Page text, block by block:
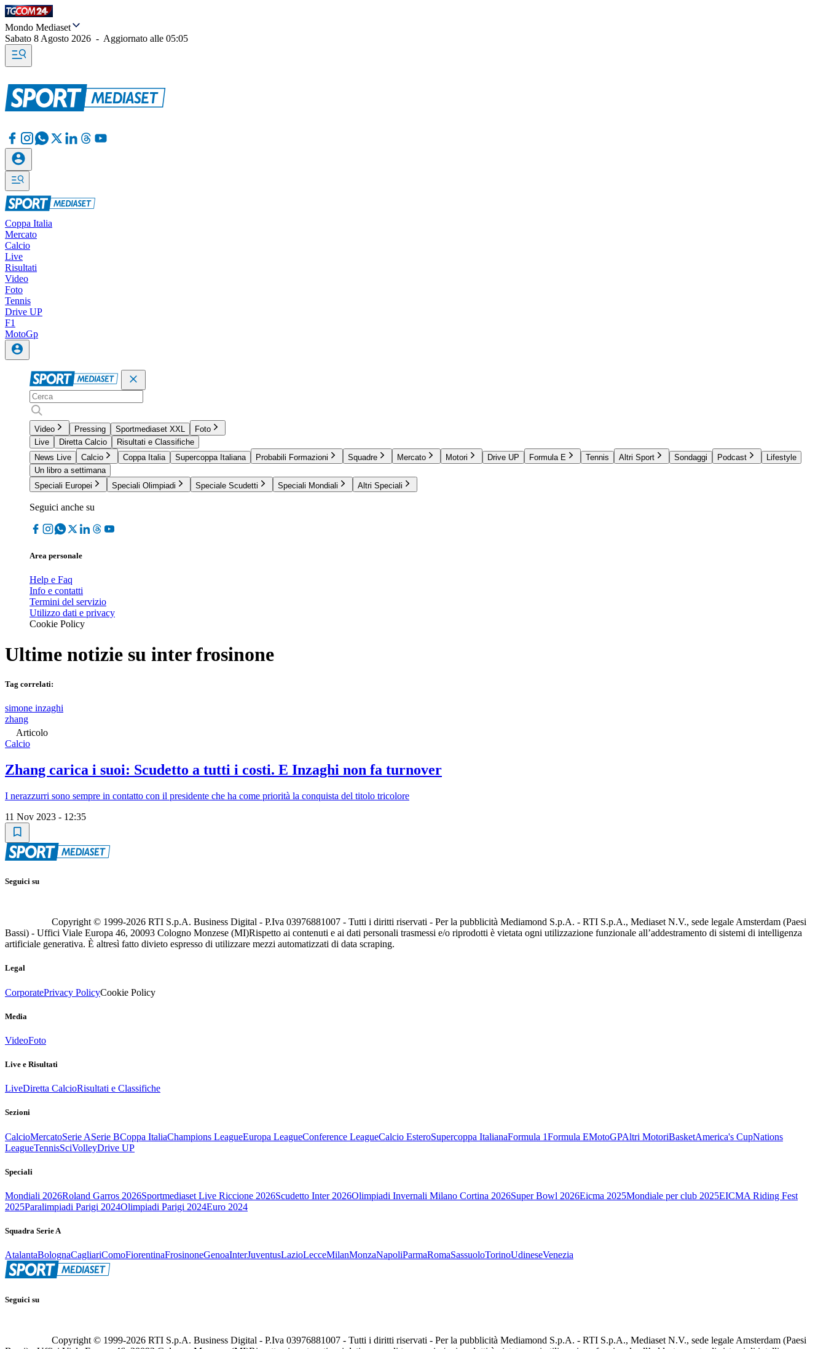
Mondo Mediaset
Sabato 8 Agosto 2026 - Aggiornato alle 05:05
Coppa Italia
Mercato
Calcio
Live
Risultati
Video
Foto
Tennis
Drive UP
F1
MotoGp
Video Pressing Sportmediaset XXL
Foto
Live
Diretta Calcio
Risultati e Classifiche
News Live
Calcio Coppa Italia Supercoppa Italiana Probabili Formazioni Squadre Mercato Motori Drive UP Formula E Tennis Altri Sport Sondaggi Podcast
Lifestyle
Un libro a settimana
Speciali Europei
Speciali Olimpiadi Speciale Scudetti Speciali Mondiali Altri Speciali
Seguici anche su
Area personale
Help e Faq
Info e contatti
Termini del servizio
Utilizzo dati e privacy
Cookie Policy
Ultime notizie su inter frosinone
Tag correlati:
simone inzaghi
zhang
Articolo
Calcio
Zhang carica i suoi: Scudetto a tutti i costi. E Inzaghi non fa turnover
I nerazzurri sono sempre in contatto con il presidente che ha come priorità la conquista del titolo tricolore
11 Nov 2023 - 12:35
Seguici su
Copyright © 1999-2026 RTI S.p.A. Business Digital - P.Iva 03976881007 - Tutti i diritti riservati - Per la pubblicità Mediamond S.p.A. - RTI S.p.A., Mediaset N.V., sede legale Amsterdam (Paesi
Bassi) - Uffici Viale Europa 46, 20093 Cologno Monzese (MI)Rispetto ai contenuti e ai dati personali trasmessi e/o riprodotti è vietata ogni utilizzazione funzionale all’addestramento di sistemi di intelligenza
artificiale generativa. È altresì fatto divieto espresso di utilizzare mezzi automatizzati di data scraping.
Legal
CorporatePrivacy PolicyCookie Policy
Media
VideoFoto
Live e Risultati
LiveDiretta CalcioRisultati e Classifiche
Sezioni
CalcioMercatoSerie ASerie BCoppa ItaliaChampions LeagueEuropa LeagueConference LeagueCalcio EsteroSupercoppa ItalianaFormula 1Formula EMotoGPAltri MotoriBasketAmerica's CupNations
LeagueTennisSciVolleyDrive UP
Speciali
Mondiali 2026Roland Garros 2026Sportmediaset Live Riccione 2026Scudetto Inter 2026Olimpiadi Invernali Milano Cortina 2026Super Bowl 2026Eicma 2025Mondiale per club 2025EICMA Riding Fest
2025Paralimpiadi Parigi 2024Olimpiadi Parigi 2024Euro 2024
Squadra Serie A
AtalantaBolognaCagliariComoFiorentinaFrosinoneGenoaInterJuventusLazioLecceMilanMonzaNapoliParmaRomaSassuoloTorinoUdineseVenezia
Seguici su
Copyright © 1999-2026 RTI S.p.A. Business Digital - P.Iva 03976881007 - Tutti i diritti riservati - Per la pubblicità Mediamond S.p.A. - RTI S.p.A., Mediaset N.V., sede legale Amsterdam (Paesi